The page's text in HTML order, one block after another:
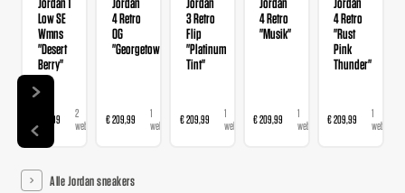
Low SE
Wmns
"Desert
Berry"
€ 139,99
2
webshops
4 Retro
OG
"Georgetown"
€ 209,99
1
webshop
3 Retro
Flip
"Platinum
Tint"
€ 209,99
1
webshop
4 Retro
"Musik"
€ 209,99
1
webshop
4 Retro
"Rust
Pink
Thunder"
€ 209,99
1
webshop
Alle Jordan sneakers